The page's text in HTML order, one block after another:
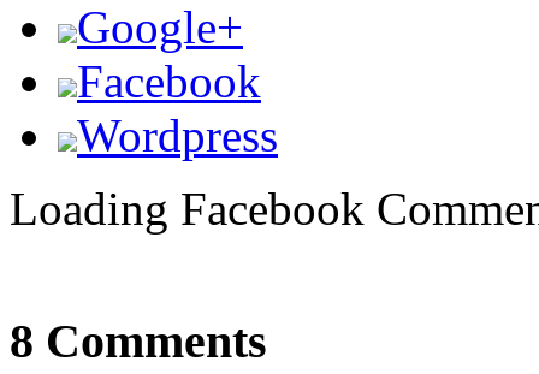
Google+
Facebook
Wordpress
Loading Facebook
8 Comments